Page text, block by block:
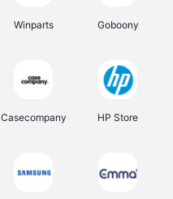
Winparts Goboony
Casecompany HP Store